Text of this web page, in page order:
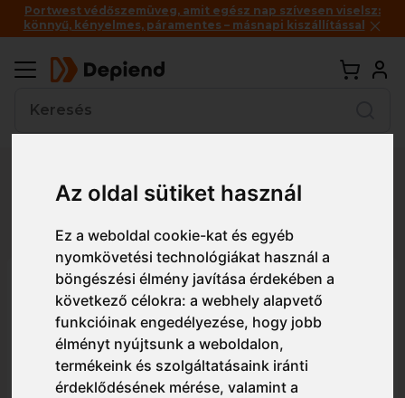
Az oldal sütiket használ
Ez a weboldal cookie-kat és egyéb
nyomkövetési technológiákat használ a
böngészési élmény javítása érdekében a
következő célokra:a webhely alapvető
funkcióinak engedélyezése, hogy jobb
élményt nyújtsunk a weboldalon,
termékeink és szolgáltatásaink iránti
érdeklődésének mérése, valamint a
Portwest védőszemüveg, amit egész nap szívesen viselsz:
könnyű, kényelmes, páramentes – másnapi kiszállítással
SK24 Portwest Hiker zokni